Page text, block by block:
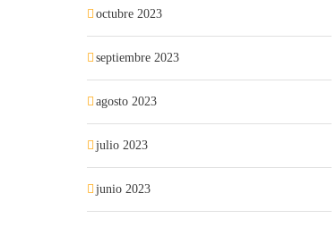
octubre 2023
septiembre 2023
agosto 2023
julio 2023
junio 2023